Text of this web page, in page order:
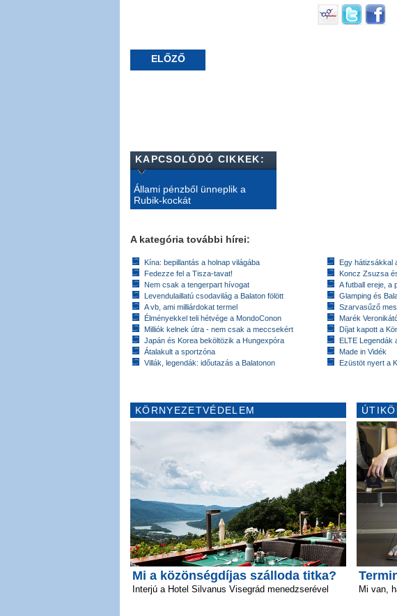
ELŐZŐ
KAPCSOLÓDÓ CIKKEK:
Állami pénzből ünneplik a
Rubik-kockát
A kategória további hírei:
Kína: bepillantás a holnap világába
Fedezze fel a Tisza-tavat!
Nem csak a tengerpart hívogat
Levendulaillatú csodavilág a Balaton fölött
A vb, ami milliárdokat termel
Élményekkel teli hétvége a MondoConon
Milliók kelnek útra - nem csak a meccsekért
Japán és Korea beköltözik a Hungexpóra
Átalakult a sportzóna
Villák, legendák: időutazás a Balatonon
Egy hátizsákkal
Koncz Zsuzsa
A futball ereje, a
Glamping és
Szarvasűző
Marék
Díjat kapott a
ELTE Legendák
Made in Vidék
Ezüstöt nyert a
KÖRNYEZETVÉDELEM
Mi a közönségdíjas szálloda titka?
Interjú a Hotel Silvanus Visegrád menedzserével Mi van,